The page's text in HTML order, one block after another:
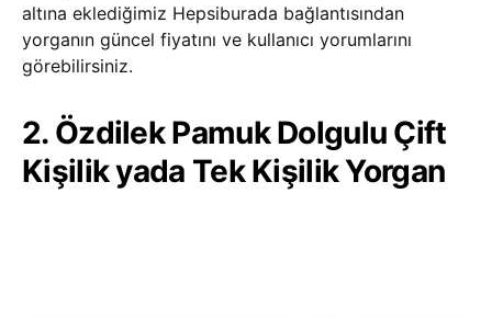
altına eklediğimiz Hepsiburada bağlantısından
yorganın güncel fiyatını ve kullanıcı yorumlarını
görebilirsiniz.
2. Özdilek Pamuk Dolgulu Çift
Kişilik yada Tek Kişilik Yorgan